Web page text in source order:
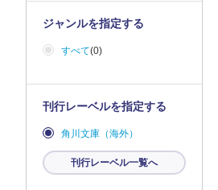
ジャンルを指定する
すべて(0)
刊行レーベルを指定する
角川文庫（海外）
刊行レーベル一覧へ